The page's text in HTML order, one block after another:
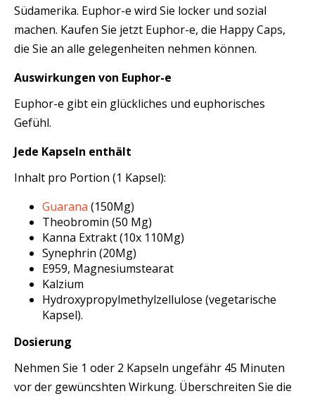
Südamerika. Euphor-e wird Sie locker und sozial
machen. Kaufen Sie jetzt Euphor-e, die Happy Caps,
die Sie an alle gelegenheiten nehmen können.
Auswirkungen von Euphor-e
Euphor-e gibt ein glückliches und euphorisches
Gefühl.
Jede Kapseln enthält
Inhalt pro Portion (1 Kapsel):
Guarana (150Mg)
Theobromin (50 Mg)
Kanna Extrakt (10x 110Mg)
Synephrin (20Mg)
E959, Magnesiumstearat
Kalzium
Hydroxypropylmethylzellulose (vegetarische
Kapsel).
Dosierung
Nehmen Sie 1 oder 2 Kapseln ungefähr 45 Minuten
vor der gewüncshten Wirkung. Überschreiten Sie die